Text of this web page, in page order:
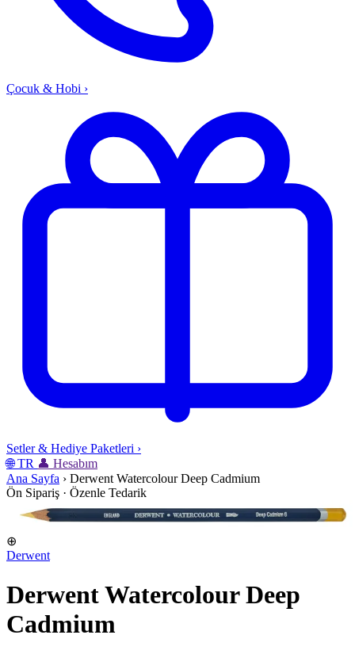
Çocuk & Hobi ›
Setler & Hediye Paketleri ›
🌐 TR 👤 Hesabım
Ana Sayfa › Derwent Watercolour Deep Cadmium
Ön Sipariş · Özenle Tedarik
⊕
Derwent
Derwent Watercolour Deep
Cadmium